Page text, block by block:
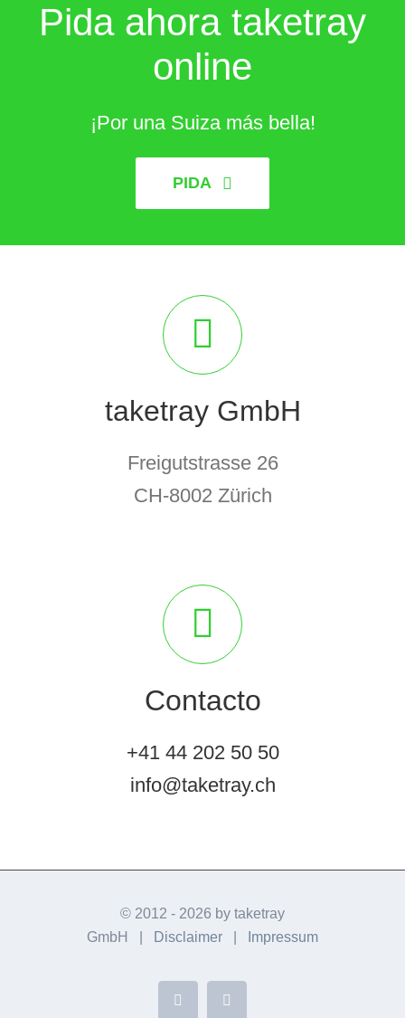
Pida ahora taketray
online
¡Por una Suiza más bella!
PIDA
taketray GmbH
Freigutstrasse 26
CH-8002 Zürich
Contacto
+41 44 202 50 50
info@taketray.ch
© 2012 - 2026 by taketray
GmbH |
Disclaimer Impressum
X Instagram